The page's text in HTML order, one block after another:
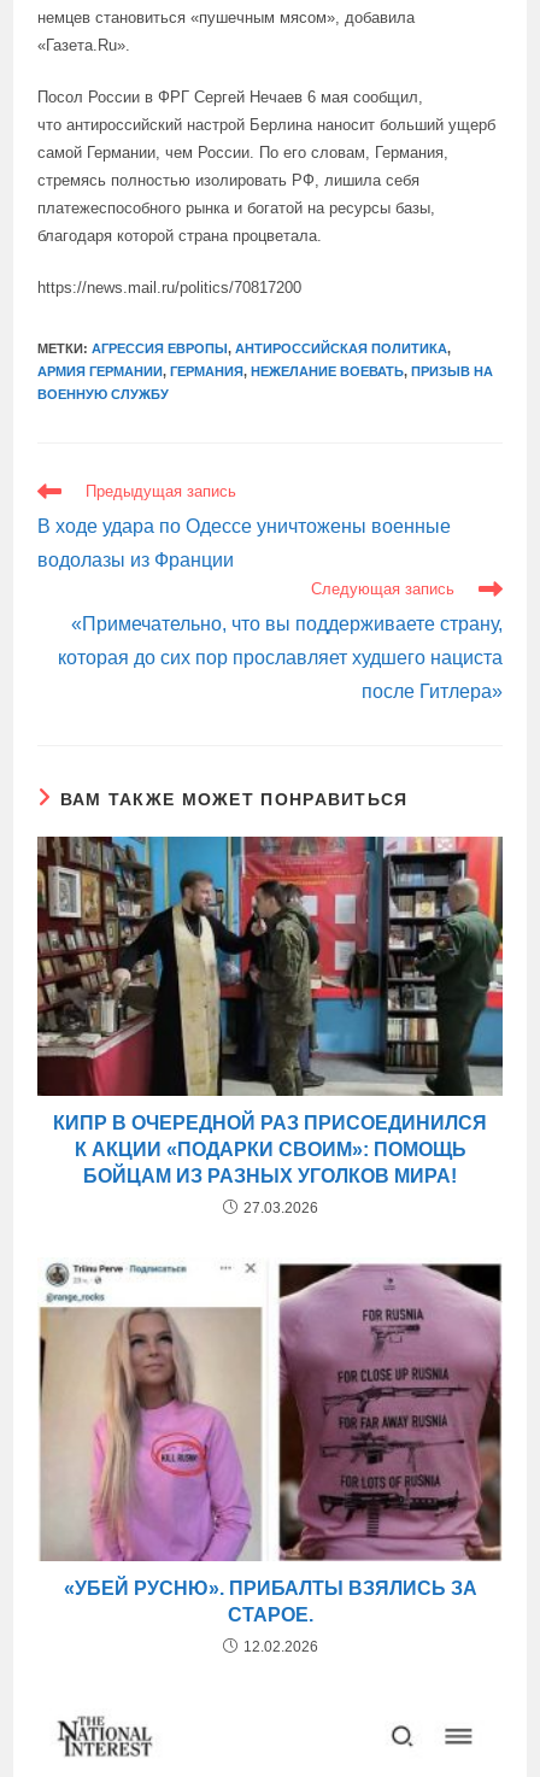
немцев становиться «пушечным мясом», добавила
«Газета.Ru».
Посол России в ФРГ Сергей Нечаев 6 мая сообщил,
что антироссийский настрой Берлина наносит больший ущерб
самой Германии, чем России. По его словам, Германия,
стремясь полностью изолировать РФ, лишила себя
платежеспособного рынка и богатой на ресурсы базы,
благодаря которой страна процветала.
https://news.mail.ru/politics/70817200
МЕТКИ:АГРЕССИЯ ЕВРОПЫ, АНТИРОССИЙСКАЯ ПОЛИТИКА,
АРМИЯ ГЕРМАНИИ, ГЕРМАНИЯ, НЕЖЕЛАНИЕ ВОЕВАТЬ, ПРИЗЫВ НА
ВОЕННУЮ СЛУЖБУ
ЕЩЕ
СТАТЬИ
Предыдущая запись
В ходе удара по Одессе уничтожены военные
водолазы из Франции
Следующая запись
«Примечательно, что вы поддерживаете страну,
которая до сих пор прославляет худшего нациста
после Гитлера»
ВАМ ТАКЖЕ МОЖЕТ ПОНРАВИТЬСЯ
КИПР В ОЧЕРЕДНОЙ РАЗ ПРИСОЕДИНИЛСЯ
К АКЦИИ «ПОДАРКИ СВОИМ»: ПОМОЩЬ
БОЙЦАМ ИЗ РАЗНЫХ УГОЛКОВ МИРА!
27.03.2026
«УБЕЙ РУСНЮ». ПРИБАЛТЫ ВЗЯЛИСЬ ЗА
СТАРОЕ.
12.02.2026